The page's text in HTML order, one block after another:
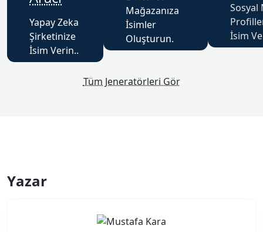
Yapay Zeka
Şirketinize
İsim Verin..
Mağazanıza
İsimler
Oluşturun.
Sosyal
İsim
Tüm Jeneratörleri Gör
Yazar